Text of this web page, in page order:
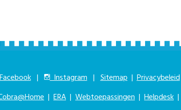
| Instagram | Sitemap |Privacybeleid
| ERA | Webtoepassingen | Helpdesk |